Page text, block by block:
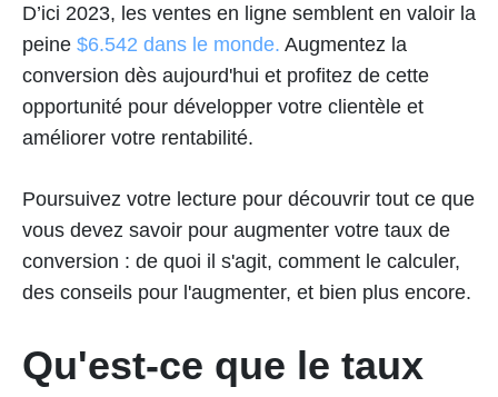
D’ici 2023, les ventes en ligne semblent en valoir la
peine $6.542 dans le monde. Augmentez la
conversion dès aujourd'hui et profitez de cette
opportunité pour développer votre clientèle et
améliorer votre rentabilité.
Poursuivez votre lecture pour découvrir tout ce que
vous devez savoir pour augmenter votre taux de
conversion : de quoi il s'agit, comment le calculer,
des conseils pour l'augmenter, et bien plus encore.
Qu'est-ce que le taux